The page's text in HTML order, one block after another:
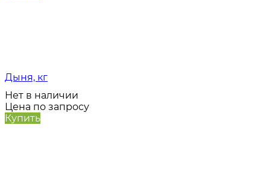
Дыня, кг
Нет в наличии
Цена по запросу
Купить